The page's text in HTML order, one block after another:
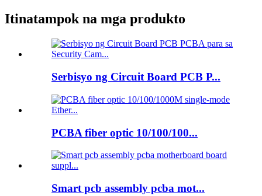
Itinatampok na mga produkto
Serbisyo ng Circuit Board PCB P...
PCBA fiber optic 10/100/100...
Smart pcb assembly pcba mot...